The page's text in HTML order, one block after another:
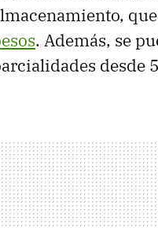
. Además, se
desde